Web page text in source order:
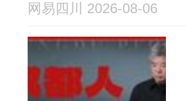
网易四川 2026-08-06